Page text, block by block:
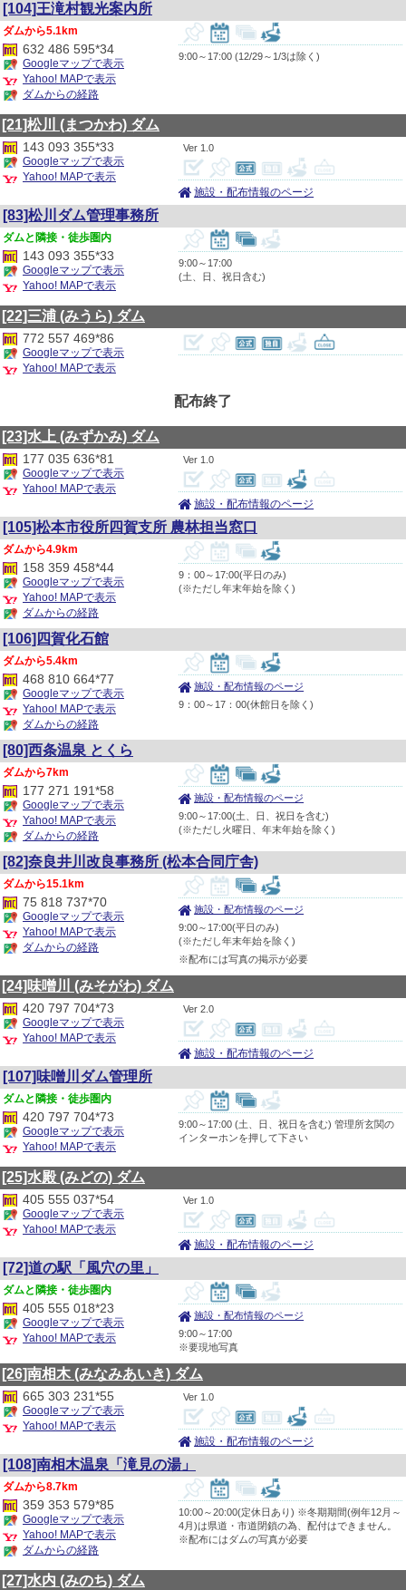
[104]王滝村観光案内所
9:00～17:00 (12/29～1/3は除く)
5.1km
632 486 595*34
Googleマップで表示
Yahoo! MAPで表示
ダムからの経路
[21]松川 (まつかわ) ダム
1.0
施設・配布情報のページ
143 093 355*33
Googleマップで表示
Yahoo! MAPで表示
[83]松川ダム管理事務所
9:00～17:00
(土、日、祝日含む)
隣接・徒歩圏内
143 093 355*33
Googleマップで表示
Yahoo! MAPで表示
[22]三浦 (みうら) ダム
772 557 469*86
Googleマップで表示
Yahoo! MAPで表示
配布終了
[23]水上 (みずかみ) ダム
1.0
施設・配布情報のページ
177 035 636*81
Googleマップで表示
Yahoo! MAPで表示
[105]松本市役所四賀支所 農林担当窓口
9：00～17:00(平日のみ)
(※ただし年末年始を除く)
4.9km
158 359 458*44
Googleマップで表示
Yahoo! MAPで表示
ダムからの経路
[106]四賀化石館
施設・配布情報のページ
9：00～17：00(休館日を除く)
5.4km
468 810 664*77
Googleマップで表示
Yahoo! MAPで表示
ダムからの経路
[80]西条温泉 とくら
施設・配布情報のページ
9:00～17:00(土、日、祝日を含む)
(※ただし火曜日、年末年始を除く)
7km
177 271 191*58
Googleマップで表示
Yahoo! MAPで表示
ダムからの経路
[82]奈良井川改良事務所 (松本合同庁舎)
施設・配布情報のページ
9:00～17:00(平日のみ)
(※ただし年末年始を除く)
※配布には写真の掲示が必要
15.1km
75 818 737*70
Googleマップで表示
Yahoo! MAPで表示
ダムからの経路
[24]味噌川 (みそがわ) ダム
2.0
施設・配布情報のページ
420 797 704*73
Googleマップで表示
Yahoo! MAPで表示
[107]味噌川ダム管理所
9:00～17:00 (土、日、祝日を含む) 管理所玄関の
インターホンを押して下さい
隣接・徒歩圏内
420 797 704*73
Googleマップで表示
Yahoo! MAPで表示
[25]水殿 (みどの) ダム
1.0
施設・配布情報のページ
405 555 037*54
Googleマップで表示
Yahoo! MAPで表示
[72]道の駅「風穴の里」
施設・配布情報のページ
9:00～17:00
※要現地写真
隣接・徒歩圏内
405 555 018*23
Googleマップで表示
Yahoo! MAPで表示
[26]南相木 (みなみあいき) ダム
1.0
施設・配布情報のページ
665 303 231*55
Googleマップで表示
Yahoo! MAPで表示
[108]南相木温泉「滝見の湯」
10:00～20:00(定休日あり) ※冬期期間(例年12月～
4月)は県道・市道閉鎖の為、配付はできません。
※配布にはダムの写真が必要
8.7km
359 353 579*85
Googleマップで表示
Yahoo! MAPで表示
ダムからの経路
[27]水内 (みのち) ダム